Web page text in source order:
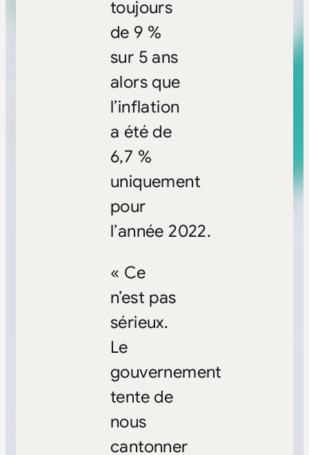
toujours
de 9 %
sur 5 ans
alors que
l’inflation
a été de
6,7 %
uniquement
pour
l’année 2022.
« Ce
n’est pas
sérieux.
Le
gouvernement
tente de
nous
cantonner